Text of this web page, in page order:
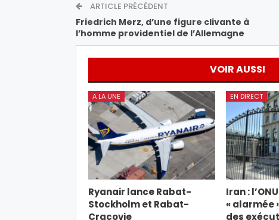
ARTICLE PRÉCÉDENT
Friedrich Merz, d’une figure clivante à
l’homme providentiel de l’Allemagne
VOIR AUSSI
A LA UNE
Ryanair lance Rabat-
Stockholm et Rabat-
Cracovie
EN DIRECT
Iran :
« alarmée
des